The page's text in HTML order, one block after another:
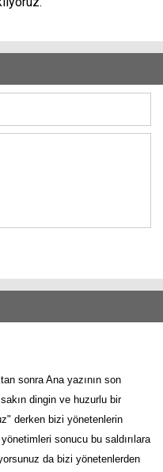
sonra Ana yazının son
dingin ve huzurlu bir
derken bizi yönetenlerin
sonucu bu saldırılara
da bizi yönetenlerden